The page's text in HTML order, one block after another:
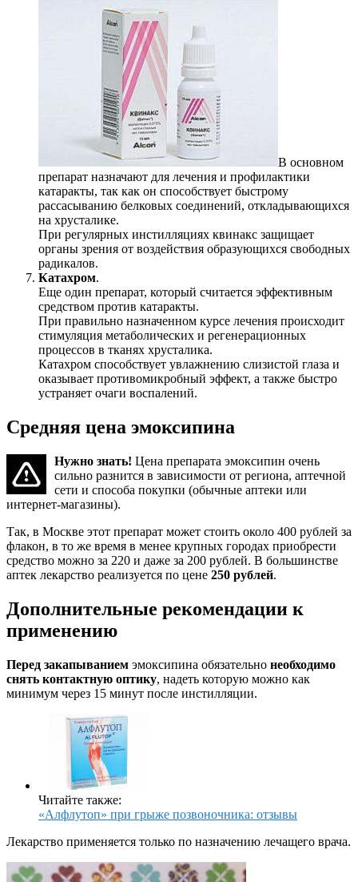
В основном
препарат назначают для лечения и профилактики
катаракты, так как он способствует быстрому
рассасыванию белковых соединений, откладывающихся
на хрусталике.
При регулярных инстилляциях квинакс защищает
органы зрения от воздействия образующихся свободных
радикалов.
Катахром.
Еще один препарат, который считается эффективным
средством против катаракты.
При правильно назначенном курсе лечения происходит
стимуляция метаболических и регенерационных
процессов в тканях хрусталика.
Катахром способствует увлажнению слизистой глаза и
оказывает противомикробный эффект, а также быстро
устраняет очаги воспалений.
Средняя цена эмоксипина
Нужно знать! Цена препарата эмоксипин очень
сильно разнится в зависимости от региона, аптечной
сети и способа покупки (обычные аптеки или
интернет-магазины).
Так, в Москве этот препарат может стоить около 400 рублей за
флакон, в то же время в менее крупных городах приобрести
средство можно за 220 и даже за 200 рублей. В большинстве
аптек лекарство реализуется по цене 250 рублей.
Дополнительные рекомендации к
применению
Перед закапыванием эмоксипина обязательно необходимо
снять контактную оптику, надеть которую можно как
минимум через 15 минут после инстилляции.
Читайте также:
«Алфлутоп» при грыже позвоночника: отзывы
Лекарство применяется только по назначению лечащего врача.